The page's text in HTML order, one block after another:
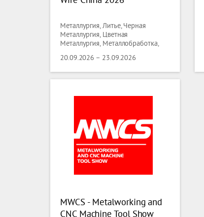
Металлургия, Литье, Черная
Металлургия, Цветная
Металлургия, Металлобработка,
20.09.2026 – 23.09.2026
MWCS - Metalworking and
CNC Machine Tool Show